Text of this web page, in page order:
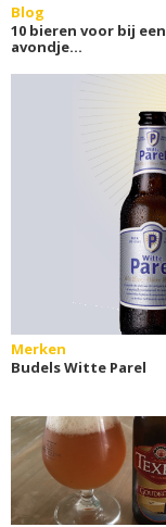
Blog
10 bieren voor bij een
avondje
Merken
Budels Witte Parel